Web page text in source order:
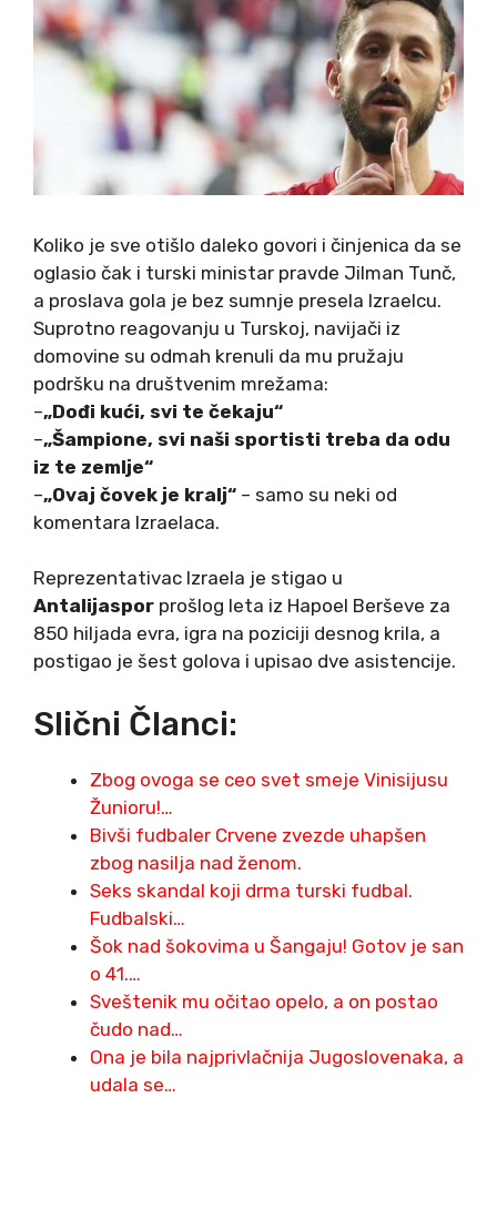
Koliko je sve otišlo daleko govori i činjenica da se
oglasio čak i turski ministar pravde Jilman Tunč,
a proslava gola je bez sumnje presela Izraelcu.
Suprotno reagovanju u Turskoj, navijači iz
domovine su odmah krenuli da mu pružaju
podršku na društvenim mrežama:
–„Dođi kući, svi te čekaju“
–„Šampione, svi naši sportisti treba da odu
iz te zemlje“
–„Ovaj čovek je kralj“ – samo su neki od
komentara Izraelaca.
Reprezentativac Izraela je stigao u
Antalijaspor prošlog leta iz Hapoel Berševe za
850 hiljada evra, igra na poziciji desnog krila, a
postigao je šest golova i upisao dve asistencije.
Slični Članci:
Zbog ovoga se ceo svet smeje Vinisijusu
Žunioru!…
Bivši fudbaler Crvene zvezde uhapšen
zbog nasilja nad ženom.
Seks skandal koji drma turski fudbal.
Fudbalski…
Šok nad šokovima u Šangaju! Gotov je san
o 41.…
Sveštenik mu očitao opelo, a on postao
čudo nad…
Ona je bila najprivlačnija Jugoslovenaka, a
udala se…